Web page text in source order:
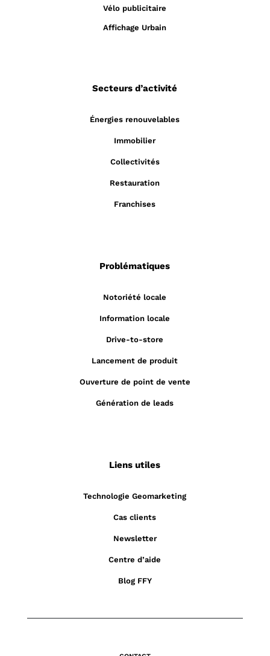
Vélo publicitaire
Affichage Urbain
Secteurs d’activité
Énergies renouvelables
Immobilier
Collectivités
Restauration
Franchises
Problématiques
Notoriété locale
Information locale
Drive-to-store
Lancement de produit
Ouverture de point de vente
Génération de leads
Liens utiles
Technologie Geomarketing
Cas clients
Newsletter
Centre d’aide
Blog FFY